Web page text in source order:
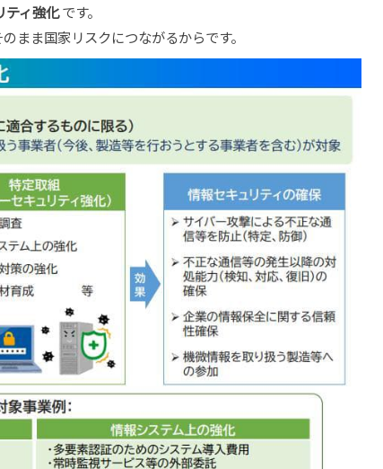
ティ強化です。
まま国家リスクにつながるからです。